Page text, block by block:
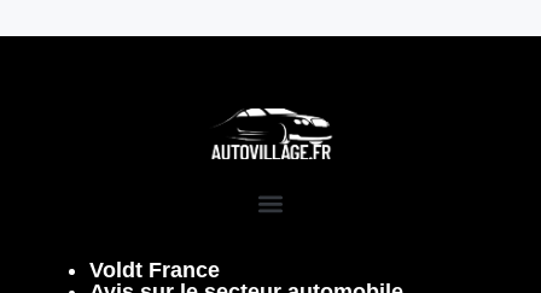
Voldt France